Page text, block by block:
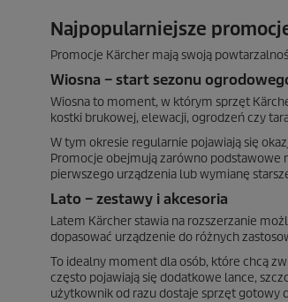
Najpopularniejsze
Promocje Kärcher mają swoją
Wiosna – start sezonu
Wiosna to moment, w którym sprzęt
kostki brukowej, elewacji, ogrodzeń czy
W tym okresie regularnie pojawiają się
Promocje obejmują zarówno podstawowe
pierwszego urządzenia lub wymianę
Lato – zestawy i akcesoria
Latem Kärcher stawia na rozszerzanie
dopasować urządzenie do różnych
To idealny moment dla osób, które chcą
często pojawiają się dodatkowe lance,
użytkownik od razu dostaje sprzęt gotowy